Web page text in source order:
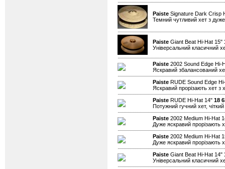
Paiste Signature Dark Crisp
Темний чутливий хет з
Paiste Giant Beat Hi-Hat 15"
Універсальний класичний
Paiste 2002 Sound Edge Hi-
Яскравий збалансований
Paiste RUDE Sound Edge
Яскравий прорізають хет з
Paiste RUDE Hi-Hat 14" 18
Потужний гучний хет,
Paiste 2002 Medium Hi-Hat
Дуже яскравий прорізають
Paiste 2002 Medium Hi-Hat
Дуже яскравий прорізають
Paiste Giant Beat Hi-Hat 14"
Універсальний класичний